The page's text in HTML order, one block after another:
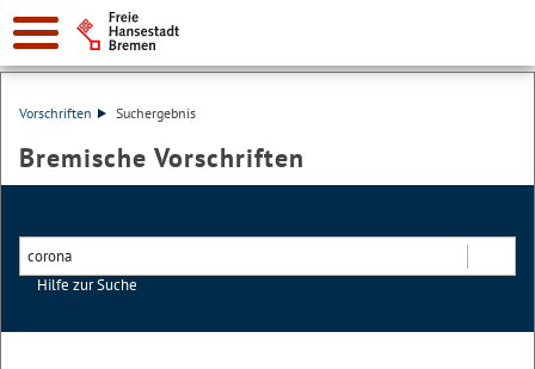
Vorschriften Suchergebnis
Bremische Vorschriften
Hilfe zur Suche